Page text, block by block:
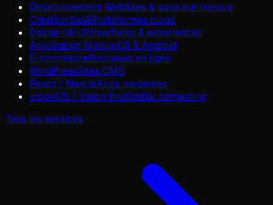
Développement WebSites & apps sur mesure
Création SaaSPlateformes cloud
Design UI/UXInterfaces & expériences
Application MobileiOS & Android
E-commerceBoutiques en ligne
WordPressSites CMS
React / Next.jsApps modernes
visionOS / Vision ProSpatial computing
Tous les services